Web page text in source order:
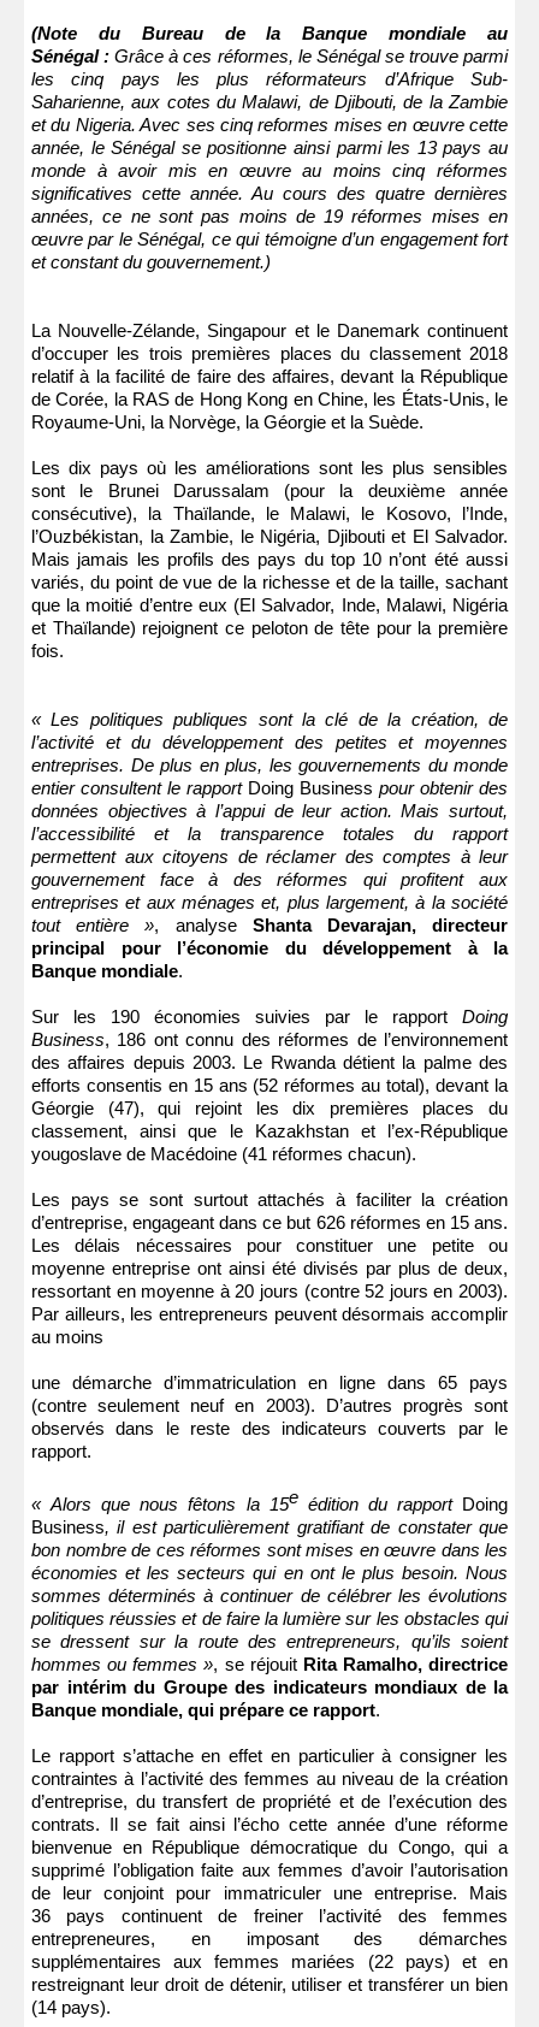
(Note du Bureau de la Banque mondiale au
Sénégal : Grâce à ces réformes, le Sénégal se trouve parmi
les cinq pays les plus réformateurs d’Afrique Sub-
Saharienne, aux cotes du Malawi, de Djibouti, de la Zambie
et du Nigeria. Avec ses cinq reformes mises en œuvre cette
année, le Sénégal se positionne ainsi parmi les 13 pays au
monde à avoir mis en œuvre au moins cinq réformes
significatives cette année. Au cours des quatre dernières
années, ce ne sont pas moins de 19 réformes mises en
œuvre par le Sénégal, ce qui témoigne d’un engagement fort
et constant du gouvernement.)
La Nouvelle-Zélande, Singapour et le Danemark continuent
d’occuper les trois premières places du classement 2018
relatif à la facilité de faire des affaires, devant la République
de Corée, la RAS de Hong Kong en Chine, les États-Unis, le
Royaume-Uni, la Norvège, la Géorgie et la Suède.
Les dix pays où les améliorations sont les plus sensibles
sont le Brunei Darussalam (pour la deuxième année
consécutive), la Thaïlande, le Malawi, le Kosovo, l’Inde,
l’Ouzbékistan, la Zambie, le Nigéria, Djibouti et El Salvador.
Mais jamais les profils des pays du top 10 n’ont été aussi
variés, du point de vue de la richesse et de la taille, sachant
que la moitié d’entre eux (El Salvador, Inde, Malawi, Nigéria
et Thaïlande) rejoignent ce peloton de tête pour la première
fois.
« Les politiques publiques sont la clé de la création, de
l’activité et du développement des petites et moyennes
entreprises. De plus en plus, les gouvernements du monde
entier consultent le rapport Doing Business pour obtenir des
données objectives à l’appui de leur action. Mais surtout,
l’accessibilité et la transparence totales du rapport
permettent aux citoyens de réclamer des comptes à leur
gouvernement face à des réformes qui profitent aux
entreprises et aux ménages et, plus largement, à la société
tout entière », analyse Shanta Devarajan, directeur
principal pour l’économie du développement à la
Banque mondiale.
Sur les 190 économies suivies par le rapport Doing
Business, 186 ont connu des réformes de l’environnement
des affaires depuis 2003. Le Rwanda détient la palme des
efforts consentis en 15 ans (52 réformes au total), devant la
Géorgie (47), qui rejoint les dix premières places du
classement, ainsi que le Kazakhstan et l’ex-République
yougoslave de Macédoine (41 réformes chacun).
Les pays se sont surtout attachés à faciliter la création
d’entreprise, engageant dans ce but 626 réformes en 15 ans.
Les délais nécessaires pour constituer une petite ou
moyenne entreprise ont ainsi été divisés par plus de deux,
ressortant en moyenne à 20 jours (contre 52 jours en 2003).
Par ailleurs, les entrepreneurs peuvent désormais accomplir
au moins
une démarche d’immatriculation en ligne dans 65 pays
(contre seulement neuf en 2003). D’autres progrès sont
observés dans le reste des indicateurs couverts par le
rapport.
« Alors que nous fêtons la 15eédition du rapport Doing
Business, il est particulièrement gratifiant de constater que
bon nombre de ces réformes sont mises en œuvre dans les
économies et les secteurs qui en ont le plus besoin. Nous
sommes déterminés à continuer de célébrer les évolutions
politiques réussies et de faire la lumière sur les obstacles qui
se dressent sur la route des entrepreneurs, qu’ils soient
hommes ou femmes », se réjouit Rita Ramalho, directrice
par intérim du Groupe des indicateurs mondiaux de la
Banque mondiale, qui prépare ce rapport.
Le rapport s’attache en effet en particulier à consigner les
contraintes à l’activité des femmes au niveau de la création
d’entreprise, du transfert de propriété et de l’exécution des
contrats. Il se fait ainsi l’écho cette année d’une réforme
bienvenue en République démocratique du Congo, qui a
supprimé l’obligation faite aux femmes d’avoir l’autorisation
de leur conjoint pour immatriculer une entreprise. Mais
36 pays continuent de freiner l’activité des femmes
entrepreneures, en imposant des démarches
supplémentaires aux femmes mariées (22 pays) et en
restreignant leur droit de détenir, utiliser et transférer un bien
(14 pays).